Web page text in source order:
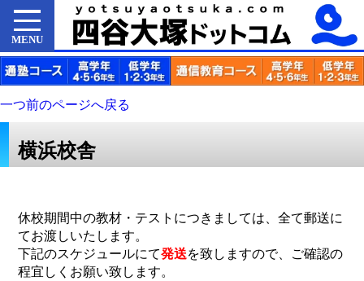
MENU
一つ前のページへ戻る
横浜校舎
休校期間中の教材・テストにつきましては、全て郵送に
てお渡しいたします。
下記のスケジュールにて発送を致しますので、ご確認の
程宜しくお願い致します。